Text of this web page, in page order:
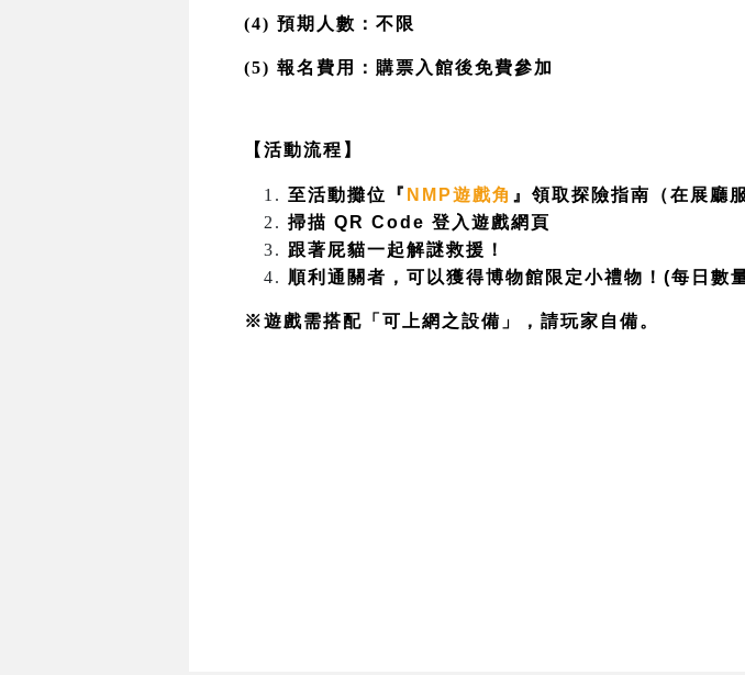
(4) 預期人數：不限
(5) 報名費用：購票入館後免費參加
【活動流程】
至活動攤位『 NMP遊戲角 』領取探險指南（在展廳
掃描 QR Code 登入遊戲網頁
跟著屁貓一起解謎救援！
順利通關者，可以獲得博物館限定小禮物！(每日數
※遊戲需搭配「可上網之設備」，請玩家自備。